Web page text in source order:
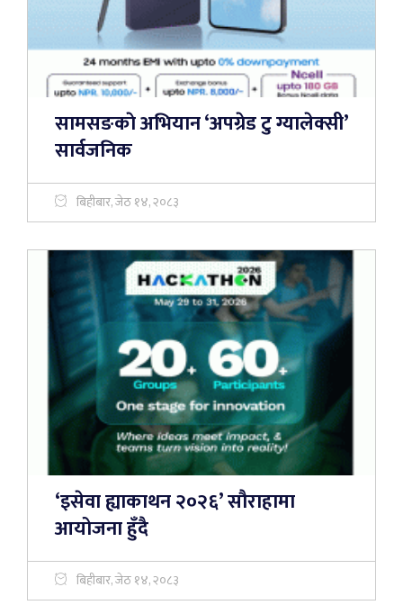
सामसङकाे अभियान ‘अपग्रेड टु ग्यालेक्सी’
सार्वजनिक
बिहीबार, जेठ १४, २०८३
‘इसेवा ह्याकाथन २०२६’ सौराहामा
आयोजना हुँदै
बिहीबार, जेठ १४, २०८३